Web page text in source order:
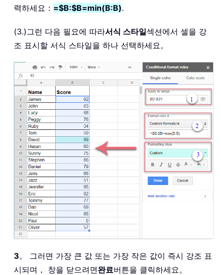
력하세요： =$B:$B=min(B:B).
(3.)그런 다음 필요에 따라서식 스타일섹션에서 셀을 강
조 표시할 서식 스타일을 하나 선택하세요。
3。 그러면 가장 큰 값 또는 가장 작은 값이 즉시 강조 표
시되며， 창을 닫으려면완료버튼을 클릭하세요。